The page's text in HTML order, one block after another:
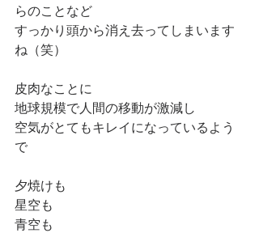
らのことなど
すっかり頭から消え去ってしまいます
ね（笑）
皮肉なことに
地球規模で人間の移動が激減し
空気がとてもキレイになっているよう
で
夕焼けも
星空も
青空も